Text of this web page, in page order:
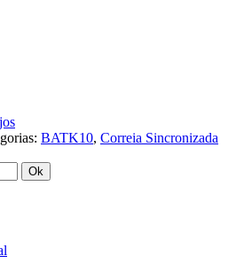
BATK10, Correia Sincronizada
Ok